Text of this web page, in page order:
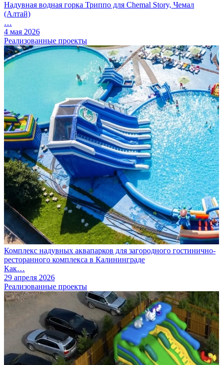
Надувная водная горка Триппо для Chemal Story, Чемал
(Алтай)
…
4 мая 2026
Реализованные проекты
Комплекс надувных аквапарков для загородного гостинично-
ресторанного комплекса в Калининграде
Как…
29 апреля 2026
Реализованные проекты